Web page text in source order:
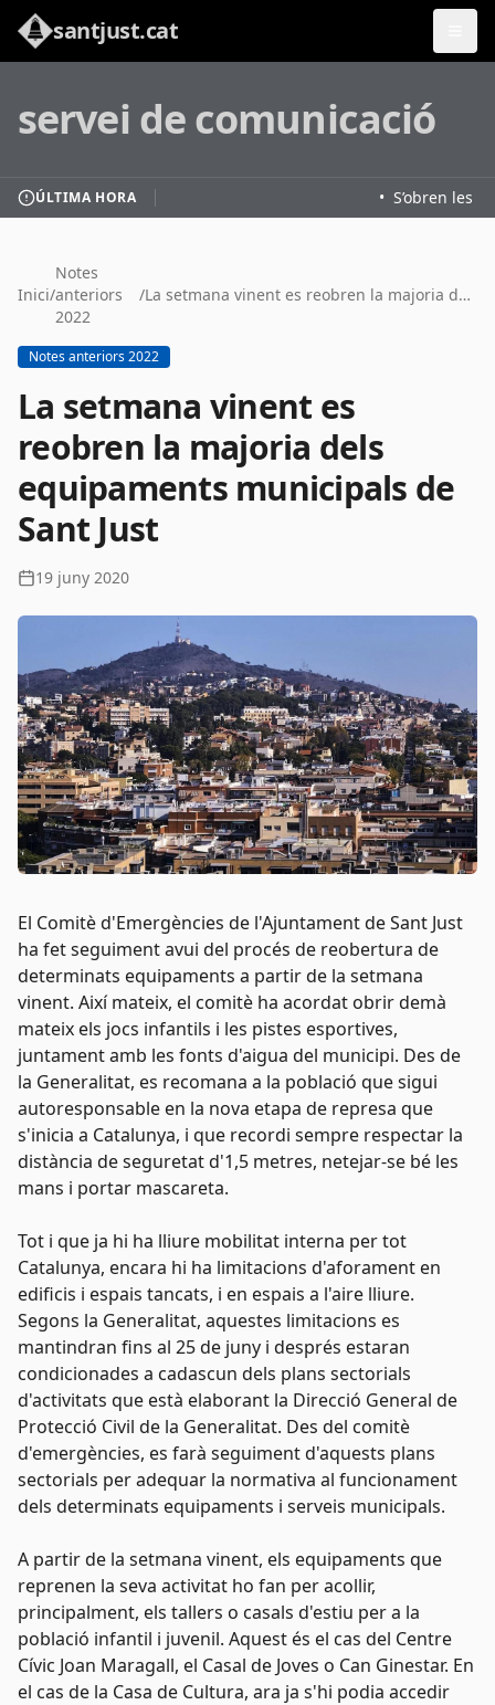
santjust.cat
servei de comunicació
ÚLTIMA HORA S’obren les
Inici/
Notes
anteriors
2022
/ La setmana vinent es reobren la majoria dels equipaments municipals de Sant Just
Notes anteriors 2022
La setmana vinent es
reobren la majoria dels
equipaments municipals de
Sant Just
19 juny 2020
El Comitè d'Emergències de l'Ajuntament de Sant Just
ha fet seguiment avui del procés de reobertura de
determinats equipaments a partir de la setmana
vinent. Així mateix, el comitè ha acordat obrir demà
mateix els jocs infantils i les pistes esportives,
juntament amb les fonts d'aigua del municipi. Des de
la Generalitat, es recomana a la població que sigui
autoresponsable en la nova etapa de represa que
s'inicia a Catalunya, i que recordi sempre respectar la
distància de seguretat d'1,5 metres, netejar-se bé les
mans i portar mascareta.
Tot i que ja hi ha lliure mobilitat interna per tot
Catalunya, encara hi ha limitacions d'aforament en
edificis i espais tancats, i en espais a l'aire lliure.
Segons la Generalitat, aquestes limitacions es
mantindran fins al 25 de juny i després estaran
condicionades a cadascun dels plans sectorials
d'activitats que està elaborant la Direcció General de
Protecció Civil de la Generalitat. Des del comitè
d'emergències, es farà seguiment d'aquests plans
sectorials per adequar la normativa al funcionament
dels determinats equipaments i serveis municipals.
A partir de la setmana vinent, els equipaments que
reprenen la seva activitat ho fan per acollir,
principalment, els tallers o casals d'estiu per a la
població infantil i juvenil. Aquest és el cas del Centre
Cívic Joan Maragall, el Casal de Joves o Can Ginestar. En
el cas de la Casa de Cultura, ara ja s'hi podia accedir